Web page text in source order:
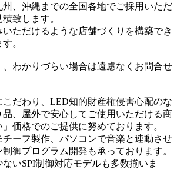
州、沖縄までの全国各地でご採用いただ
致します。
いただけるような店舗づくりを構築でき
。
わかりづらい場合は遠慮なくお問合せ
だわり、LED知的財産権侵害心配のな
、屋外で安心してご使用いただける商
価格でのご提供に努めております。
ーフ製作、パソコンで音楽と連動させ
御プログラム開発も承っております。
いSPI制御対応モデルも多数揃いま